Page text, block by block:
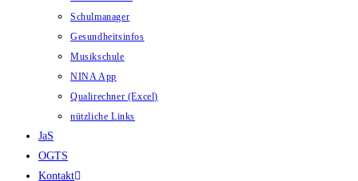
Schulmanager
Gesundheitsinfos
Musikschule
NINA App
Qualirechner (Excel)
nützliche Links
JaS
OGTS
Kontakt